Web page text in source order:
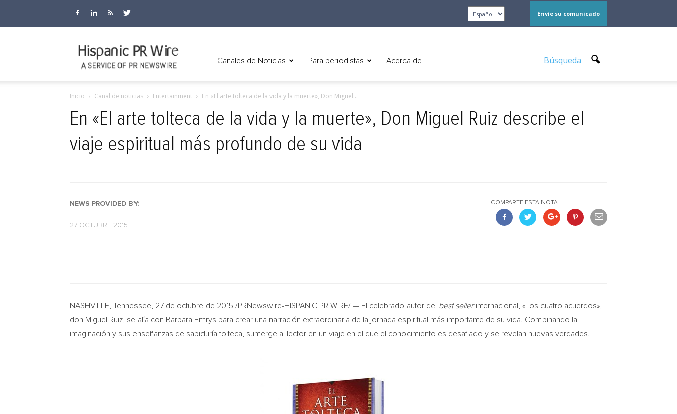
Envíe su comunicado
Canales de Noticias Para periodistas Acerca de Búsqueda
Inicio Canal de noticias Entertainment En «El arte tolteca de la vida y la muerte», Don Miguel...
En «El arte tolteca de la vida y la muerte», Don Miguel Ruiz describe el
viaje espiritual más profundo de su vida
NEWS PROVIDED BY:
27 OCTUBRE 2015
COMPARTE ESTA NOTA
NASHVILLE, Tennessee , 27 de octubre de 2015 /PRNewswire-HISPANIC PR WIRE/ — El celebrado autor del best sellerinternacional, «Los cuatro acuerdos»,
don Miguel Ruiz , se alía con Barbara Emrys para crear una narración extraordinaria de la jornada espiritual más importante de su vida. Combinando la
imaginación y sus enseñanzas de sabiduría tolteca, sumerge al lector en un viaje en el que el conocimiento es desafiado y se revelan nuevas verdades.